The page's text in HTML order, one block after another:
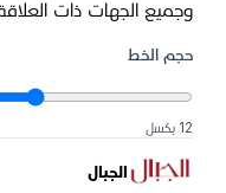
وجميع الجهات ذات
حجم الخط
12 بكسل
الجبال